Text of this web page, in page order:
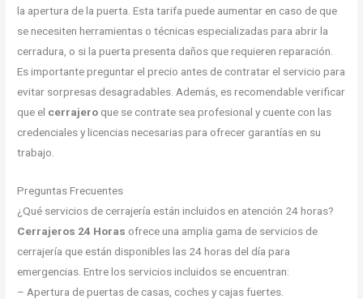
la apertura de la puerta. Esta tarifa puede aumentar en caso de que
se necesiten herramientas o técnicas especializadas para abrir la
cerradura, o si la puerta presenta daños que requieren reparación.
Es importante preguntar el precio antes de contratar el servicio para
evitar sorpresas desagradables. Además, es recomendable verificar
que el cerrajero que se contrate sea profesional y cuente con las
credenciales y licencias necesarias para ofrecer garantías en su
trabajo.
Preguntas Frecuentes
¿Qué servicios de cerrajería están incluidos en atención 24 horas?
Cerrajeros 24 Horas ofrece una amplia gama de servicios de
cerrajería que están disponibles las 24 horas del día para
emergencias. Entre los servicios incluidos se encuentran:
– Apertura de puertas de casas, coches y cajas fuertes.